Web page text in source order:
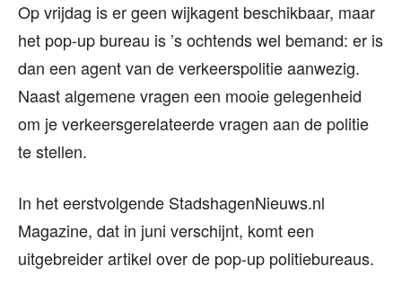
Op vrijdag is er geen wijkagent beschikbaar, maar
het pop-up bureau is ’s ochtends wel bemand: er is
dan een agent van de verkeerspolitie aanwezig.
Naast algemene vragen een mooie gelegenheid
om je verkeersgerelateerde vragen aan de politie
te stellen.
In het eerstvolgende StadshagenNieuws.nl
Magazine, dat in juni verschijnt, komt een
uitgebreider artikel over de pop-up politiebureaus.